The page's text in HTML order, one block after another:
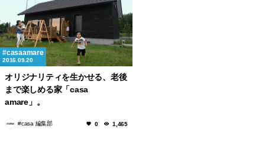
casaamare
2016.09.20
オリジナリティを生かせる、老後
まで楽しめる家「casa
amare」。
#casa 編集部 0 1,465